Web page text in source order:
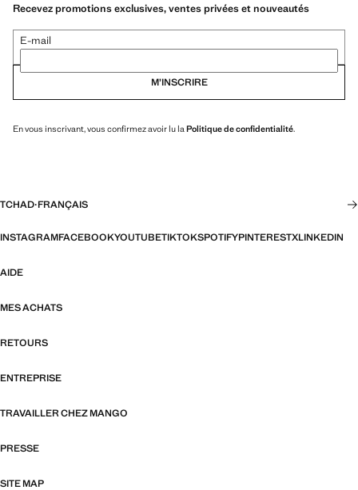
Recevez promotions exclusives, ventes privées et nouveautés
E-mail
M’INSCRIRE
En vous inscrivant, vous confirmez avoir lu la Politique de confidentialité.
TCHAD·FRANÇAIS
INSTAGRAMFACEBOOKYOUTUBETIKTOKSPOTIFYPINTERESTXLINKEDIN
AIDE
MES ACHATS
RETOURS
ENTREPRISE
TRAVAILLER CHEZ MANGO
PRESSE
SITE MAP